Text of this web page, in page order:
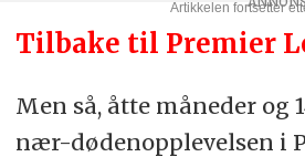
Tilbake til Premier
Men så, åtte måneder og
nær-dødenopplevelsen i